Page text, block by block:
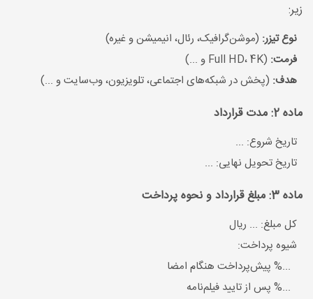
زیر:
نوع تیزر: (موشن‌گرافیک، رئال، انیمیشن و غیره)
فرمت: (Full HD، 4K و ...)
هدف: (پخش در شبکه‌های اجتماعی، تلویزیون، وب‌سایت و ...)
ماده 2: مدت قرارداد
تاریخ شروع: ...
تاریخ تحویل نهایی: ...
ماده 3: مبلغ قرارداد و نحوه پرداخت
کل مبلغ: ... ریال
شیوه پرداخت:
...% پیش‌پرداخت هنگام امضا
...% پس از تایید فیلم‌نامه